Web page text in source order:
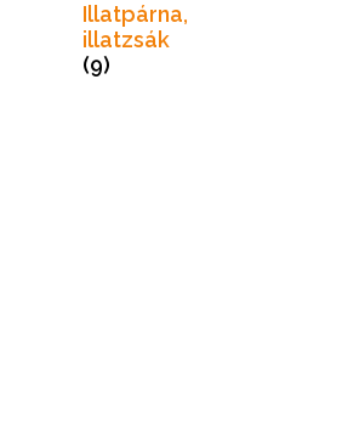
Illatpárna,
illatzsák
(9)